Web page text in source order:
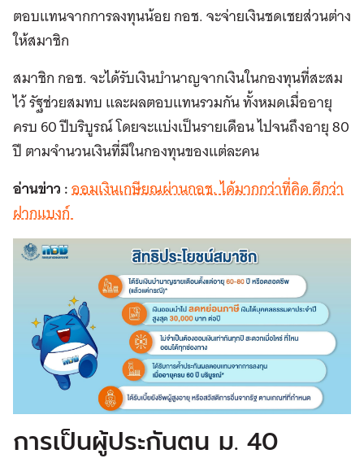
ตอบแทนจากการลงทุนน้อย กอช. จะจ่ายเงินชดเชยส่วนต่าง
ให้สมาชิก
สมาชิก กอช. จะได้รับเงินบำนาญจากเงินในกองทุนที่สะสม
ไว้ รัฐช่วยสมทบ และผลตอบแทนรวมกัน ทั้งหมดเมื่ออายุ
ครบ 60 ปีบริบูรณ์ โดยจะแบ่งเป็นรายเดือน ไปจนถึงอายุ 80
ปี ตามจำนวนเงินที่มีในกองทุนของแต่ละคน
อ่านข่าว:ออมเงินเกษียณผ่านกอช. ได้มากกว่าที่คิด ดีกว่า
ฝากแบงก์
การเป็นผู้ประกันตน ม. 40